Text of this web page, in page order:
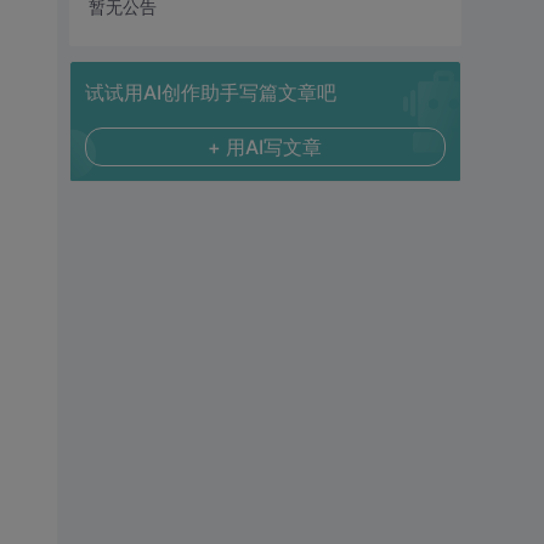
暂无公告
试试用AI创作助手写篇文章吧
+ 用AI写文章